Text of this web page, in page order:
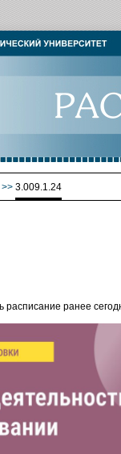
>> 3.009.1.24
ранее